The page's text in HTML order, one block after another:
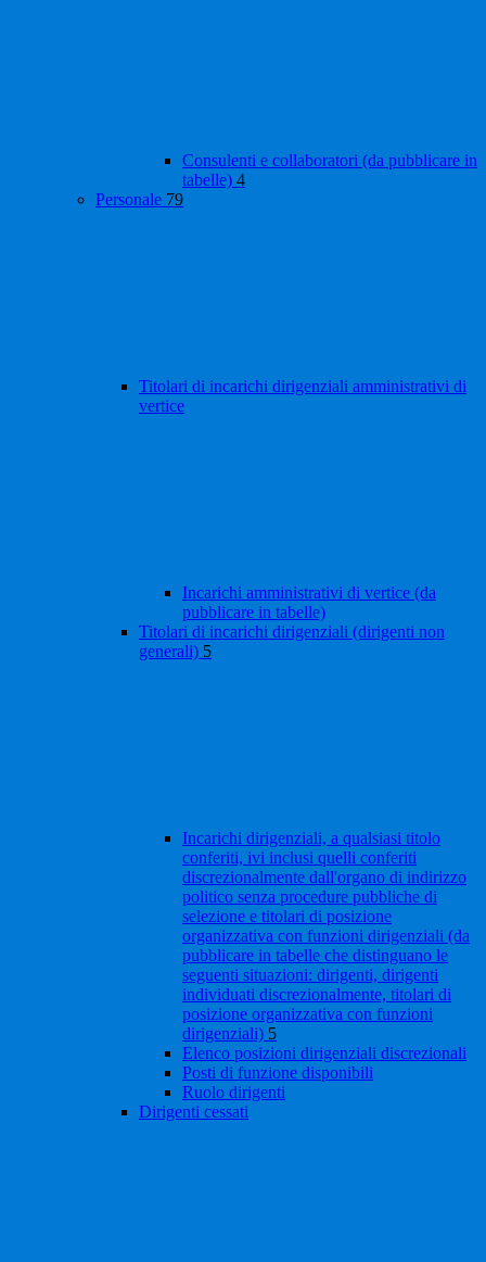
Consulenti e collaboratori (da pubblicare in
tabelle) 4
Personale 79
Titolari di incarichi dirigenziali amministrativi di
vertice
Incarichi amministrativi di vertice (da
pubblicare in tabelle)
Titolari di incarichi dirigenziali (dirigenti non
generali) 5
Incarichi dirigenziali, a qualsiasi titolo
conferiti, ivi inclusi quelli conferiti
discrezionalmente dall'organo di indirizzo
politico senza procedure pubbliche di
selezione e titolari di posizione
organizzativa con funzioni dirigenziali (da
pubblicare in tabelle che distinguano le
seguenti situazioni: dirigenti, dirigenti
individuati discrezionalmente, titolari di
posizione organizzativa con funzioni
dirigenziali) 5
Elenco posizioni dirigenziali discrezionali
Posti di funzione disponibili
Ruolo dirigenti
Dirigenti cessati